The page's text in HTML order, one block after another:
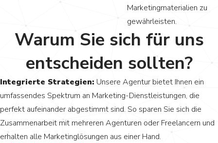
Marketingmaterialien zu
gewährleisten.
Warum Sie sich für uns
entscheiden sollten?
Integrierte Strategien: Unsere Agentur bietet Ihnen ein
umfassendes Spektrum an Marketing-Dienstleistungen, die
perfekt aufeinander abgestimmt sind. So sparen Sie sich die
Zusammenarbeit mit mehreren Agenturen oder Freelancern und
erhalten alle Marketinglösungen aus einer Hand.